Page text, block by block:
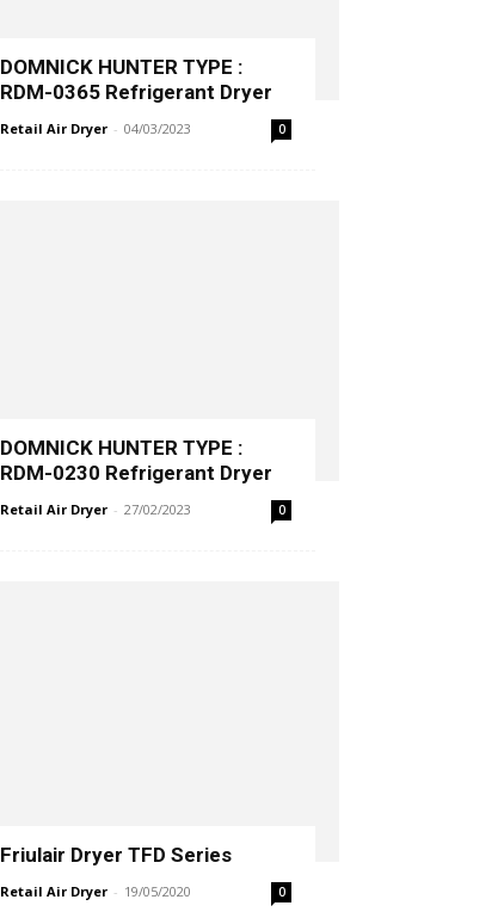
DOMNICK HUNTER TYPE :
RDM-0365 Refrigerant Dryer
Retail Air Dryer - 04/03/2023 0
DOMNICK HUNTER TYPE :
RDM-0230 Refrigerant Dryer
Retail Air Dryer - 27/02/2023 0
Friulair Dryer TFD Series
Retail Air Dryer - 19/05/2020 0